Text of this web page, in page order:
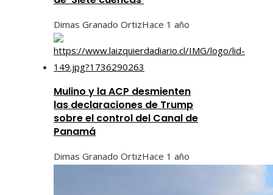
Dimas Granado OrtizHace 1 año
Mulino y la ACP desmienten
las declaraciones de Trump
sobre el control del Canal de
Panamá
Dimas Granado OrtizHace 1 año